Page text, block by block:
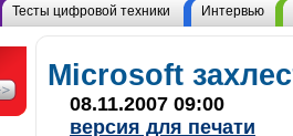
Тесты цифровой техники Интервью
Microsoft
08.11.2007 09:00
версия для печати